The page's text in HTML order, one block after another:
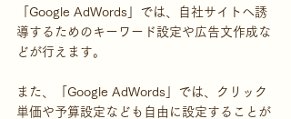
「Google AdWords」では、自社サイトへ誘
導するためのキーワード設定や広告文作成な
どが行えます。
また、「Google AdWords」では、クリック
単価や予算設定なども自由に設定することが